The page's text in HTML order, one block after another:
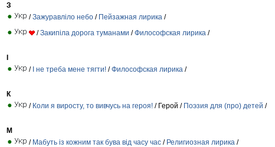
З
/Зажуравліло небо / Пейзажная лирика /
/Закипіла дорога туманами /Философская лирика /
І
/ І не треба мене тягти! /Философская лирика /
К
/ Коли я виросту, то вивчусь на героя! / Герой / Поэзия для (про) детей /
М
/ Мабуть із кожним так бува від часу час / Религиозная лирика /